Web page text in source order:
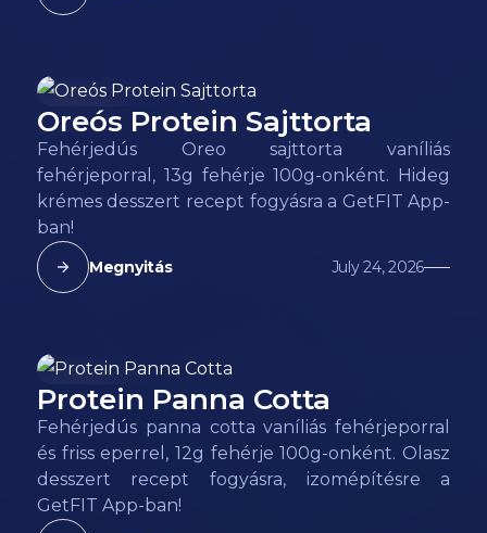
155kcal
Oreós Protein Sajttorta
Fehérjedús Oreo sajttorta vaníliás
fehérjeporral, 13g fehérje 100g-onként. Hideg
krémes desszert recept fogyásra a GetFIT App-
ban!
Megnyitás July 24, 2026
85kcal
Protein Panna Cotta
Fehérjedús panna cotta vaníliás fehérjeporral
és friss eperrel, 12g fehérje 100g-onként. Olasz
desszert recept fogyásra, izomépítésre a
GetFIT App-ban!